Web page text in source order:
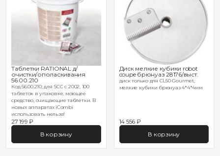
Таблетки RATIONAL д/
очистки/ополаскивания
56.00.210
Код 56.00.210; для SCC с 2002, 100
таблеток в упаковке, моющее
средство, очищающие таблетки. В
новых аппаратах iCombi
использовать нельзя!
27 199 ₽
В корзину
Диск мелкие кубики robot
coupe брюнуаз 28176/выст.
диск только для CL50 Gourmet,
мелкие кубики брюнуаз 4*4*4мм
14 556 ₽
В корзину